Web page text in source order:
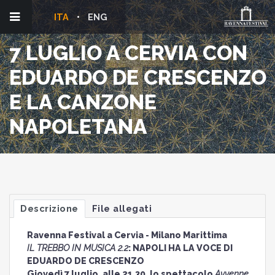
ENG
ITA
7 LUGLIO A CERVIA CON
EDUARDO DE CRESCENZO
E LA CANZONE
NAPOLETANA
Descrizione File allegati
Ravenna Festival a Cervia - Milano Marittima
IL TREBBO IN MUSICA 2.2: NAPOLI HA LA VOCE DI
EDUARDO DE CRESCENZO